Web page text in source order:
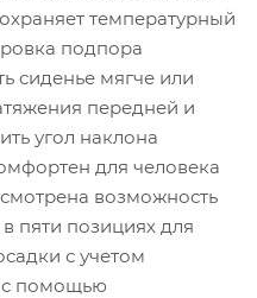
температурный
подпора
сиденье мягче или
передней и
угол наклона
для человека
возможность
пяти позициях для
с учетом
с помощью